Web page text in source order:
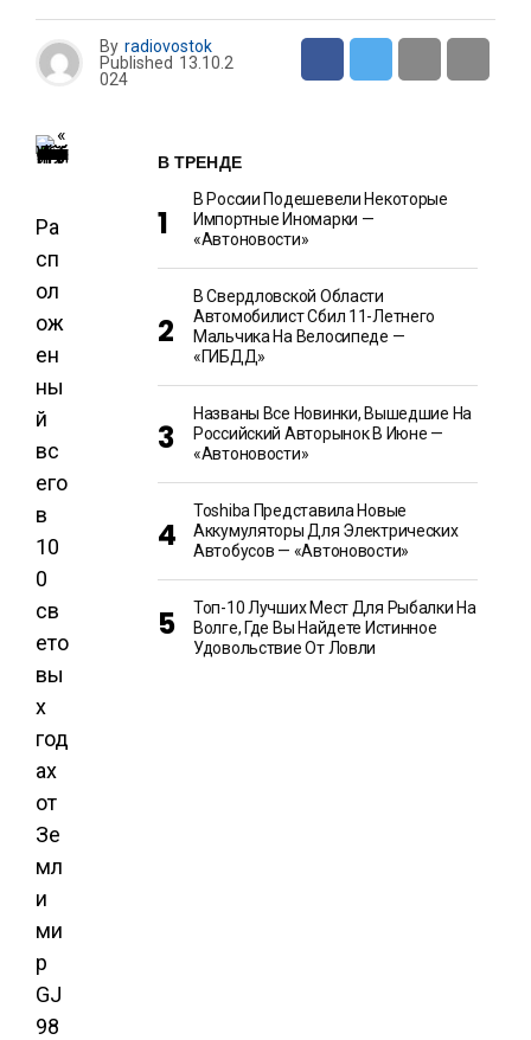
By radiovostok
Published 13.10.2
024
Ра
сп
ол
ож
ен
ны
й
вс
его
в
10
0
св
ето
вы
х
год
ах
от
Зе
мл
и
ми
р
GJ
98
В ТРЕНДЕ
В России Подешевели Некоторые
Импортные Иномарки —
«Автоновости»
В Свердловской Области
Автомобилист Сбил 11-Летнего
Мальчика На Велосипеде —
«ГИБДД»
Названы Все Новинки, Вышедшие На
Российский Авторынок В Июне —
«Автоновости»
Toshiba Представила Новые
Аккумуляторы Для Электрических
Автобусов — «Автоновости»
Топ-10 Лучших Мест Для Рыбалки На
Волге, Где Вы Найдете Истинное
Удовольствие От Ловли